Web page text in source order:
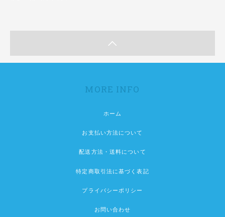
MORE INFO
ホーム
お支払い方法について
配送方法・送料について
特定商取引法に基づく表記
プライバシーポリシー
お問い合わせ